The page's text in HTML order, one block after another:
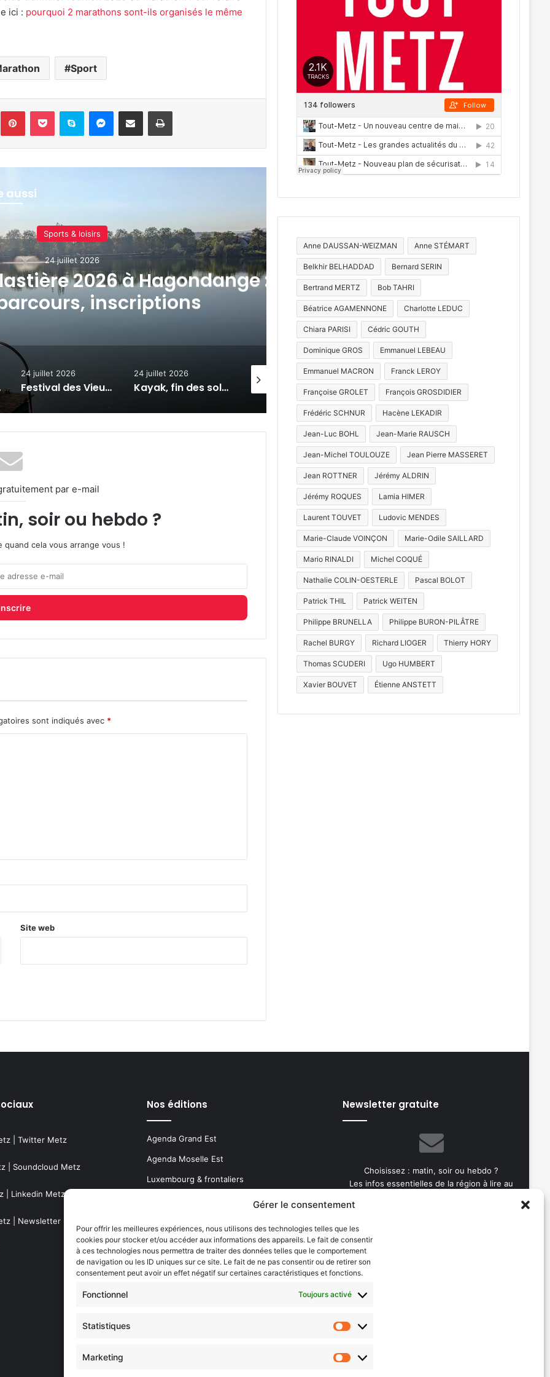
Gérer le consentement
Pour offrir les meilleures expériences, nous utilisons des technologies telles que les
cookies pour stocker et/ou accéder aux informations des appareils. Le fait de consentir
à ces technologies nous permettra de traiter des données telles que le comportement
de navigation ou les ID uniques sur ce site. Le fait de ne pas consentir ou de retirer son
consentement peut avoir un effet négatif sur certaines caractéristiques et fonctions.
Fonctionnel Toujours activé
Statistiques
Statistiques
Marketing
Marketing
ici : pourquoi 2 marathons sont-ils organisés le même
Sport
PinterestPocket Skype Messenger
Partager par e-mail Imprimer
aussi
Sports & loisirs
24 juillet 2026
2026 à Hagondange :
inscriptions
Festival des
Historique de Val
24 juillet 2026
Festival des Vieux Baquets : la Montée Historique de Val de Bride revient les 25 et 26 juillet 2026
24 juillet 2026
Kayak, fin des soldes, Constellations : 7 actus de la semaine à Metz Métropole (24 juillet 2026) L’Étape du Graoully : une nouvelle épreuve cycliste débarque à Metz
31 juillet 2026
Tout-Metz, armée, sports de combat : 7 actus de la semaine à Metz (31 juillet 2026)
par e-mail
soir ou hebdo ?
quand cela vous arrange vous !
sont indiqués avec *
Site web
Anne DAUSSAN-WEIZMAN Anne STÉMART
Belkhir BELHADDAD Bernard SERIN
Bertrand MERTZ Bob TAHRI
Béatrice AGAMENNONE Charlotte LEDUC
Chiara PARISI Cédric GOUTH
Dominique GROS Emmanuel LEBEAU
Emmanuel MACRON Franck LEROY
Françoise GROLET François GROSDIDIER
Frédéric SCHNUR Hacène LEKADIR
Jean-Luc BOHL Jean-Marie RAUSCH
Jean-Michel TOULOUZE Jean Pierre MASSERET
Jean ROTTNER Jérémy ALDRIN
Jérémy ROQUES Lamia HIMER
Laurent TOUVET Ludovic MENDES
Marie-Claude VOINÇON Marie-Odile SAILLARD
Mario RINALDI Michel COQUÉ
Nathalie COLIN-OESTERLE Pascal BOLOT
Patrick THIL Patrick WEITEN
Philippe BRUNELLA Philippe BURON-PILÂTRE
Rachel BURGY Richard LIOGER Thierry HORY
Thomas SCUDERI Ugo HUMBERT
Xavier BOUVET Étienne ANSTETT
| Twitter Metz
| Soundcloud Metz
| Linkedin Metz
| Newsletter Metz
Nos éditions
Agenda Grand Est
Agenda Moselle Est
Luxembourg & frontaliers
Thionville & Moselle Nord
Dossiers à la Une
Newsletter gratuite
Choisissez : matin, soir ou hebdo ?
Les infos essentielles de la région à lire au
votre
adresse
e-
mail
Evénements
AI now
Festival Constellations Metz